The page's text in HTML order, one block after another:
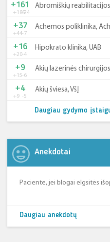
+185-24
+161 Abromiškių
+44-7
+37 Achemos poliklinika,
+20-4
+16 Hipokrato klinika, UAB
+15-6
+9 Akių lazerinės chirurgijos
+9 -5
+4 Akių šviesa, VšĮ
Daugiau gydymo
Anekdotai
Paciente, jei blogai elgsitės
Daugiau anekdotų